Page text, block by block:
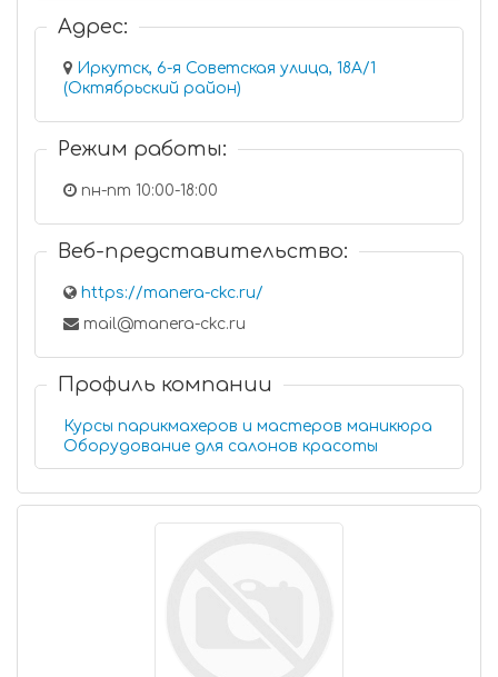
Адрес:
Иркутск, 6-я Советская улица, 18А/1
(Октябрьский район)
Режим работы:
пн-пт 10:00-18:00
Веб-представительство:
https://manera-ckc.ru/
mail@manera-ckc.ru
Профиль компании
Курсы парикмахеров и мастеров маникюра
Оборудование для салонов красоты